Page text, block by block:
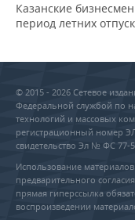
Казанские
период летних
© 2015 - 2026 Сетевое
Федеральной службой по
технологий и массовых
регистрационный номер
свидетельство Эл № ФС 77-
Использование
предварительного
прямая гиперссылка
воспроизведении